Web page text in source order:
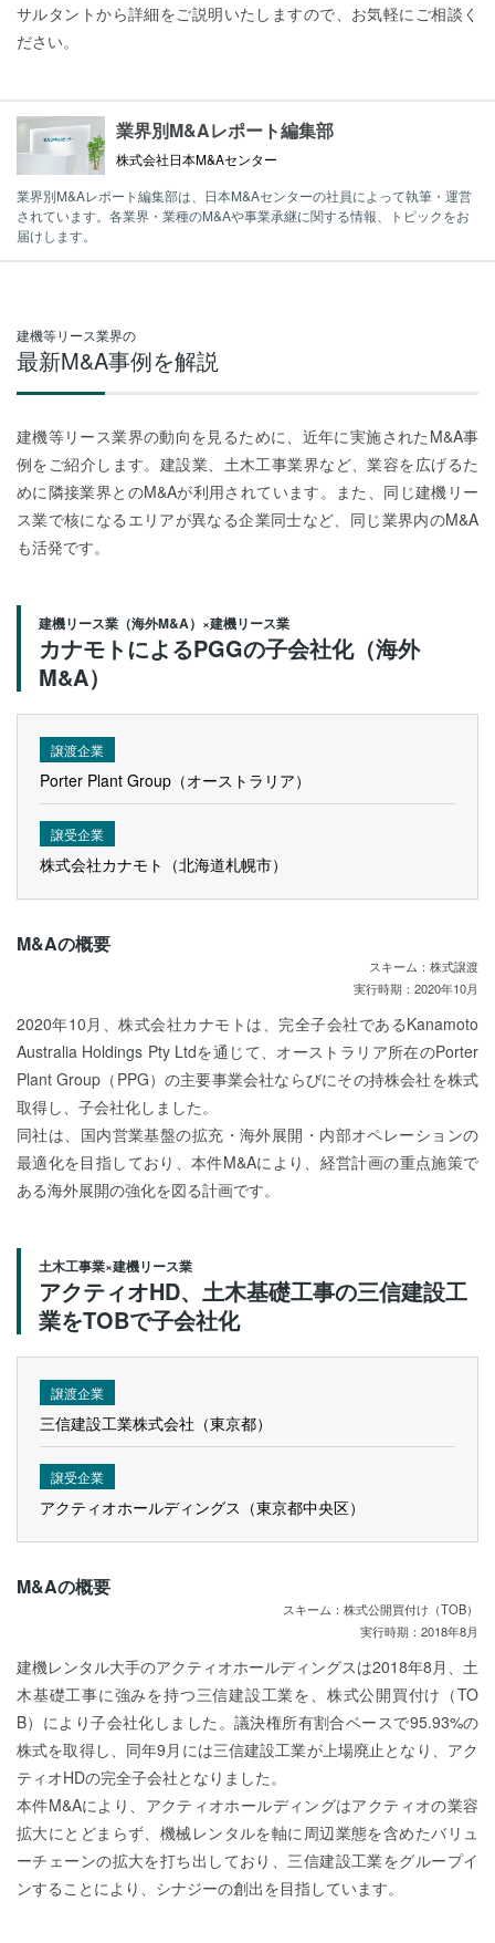
サルタントから詳細をご説明いたしますので、お気軽にご相談く
ださい。
業界別M&Aレポート編集部
株式会社日本M&Aセンター
業界別M&Aレポート編集部は、日本M&Aセンターの社員によって執筆・運営
されています。各業界・業種のM&Aや事業承継に関する情報、トピックをお
届けします。
建機等リース業界の
最新M&A事例を解説
建機等リース業界の動向を見るために、近年に実施されたM&A事
例をご紹介します。建設業、土木工事業界など、業容を広げるた
めに隣接業界とのM&Aが利用されています。また、同じ建機リー
ス業で核になるエリアが異なる企業同士など、同じ業界内のM&A
も活発です。
建機リース業（海外M&A）×建機リース業
カナモトによるPGGの子会社化（海外
M&A）
譲渡企業
Porter Plant Group（オーストラリア）
譲受企業
株式会社カナモト（北海道札幌市）
M&Aの概要
スキーム：株式譲渡
実行時期：2020年10月
2020年10月、株式会社カナモトは、完全子会社であるKanamoto
Australia Holdings Pty Ltdを通じて、オーストラリア所在のPorter
Plant Group（PPG）の主要事業会社ならびにその持株会社を株式
取得し、子会社化しました。
同社は、国内営業基盤の拡充・海外展開・内部オペレーションの
最適化を目指しており、本件M&Aにより、経営計画の重点施策で
ある海外展開の強化を図る計画です。
土木工事業×建機リース業
アクティオHD、土木基礎工事の三信建設工
業をTOBで子会社化
譲渡企業
三信建設工業株式会社（東京都）
譲受企業
アクティオホールディングス（東京都中央区）
M&Aの概要
スキーム：株式公開買付け（TOB）
実行時期：2018年8月
建機レンタル大手のアクティオホールディングスは2018年8月、土
木基礎工事に強みを持つ三信建設工業を、株式公開買付け（TO
B）により子会社化しました。議決権所有割合ベースで95.93%の
株式を取得し、同年9月には三信建設工業が上場廃止となり、アク
ティオHDの完全子会社となりました。
本件M&Aにより、アクティオホールディングはアクティオの業容
拡大にとどまらず、機械レンタルを軸に周辺業態を含めたバリュ
ーチェーンの拡大を打ち出しており、三信建設工業をグループイ
ンすることにより、シナジーの創出を目指しています。